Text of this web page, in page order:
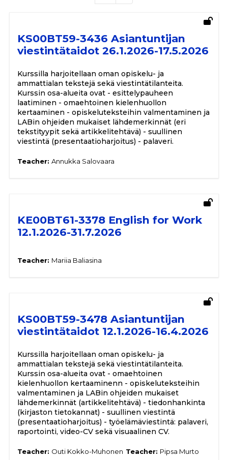
KS00BT59-3436 Asiantuntijan
viestintätaidot 26.1.2026-17.5.2026
Kurssilla harjoitellaan oman opiskelu- ja
ammattialan tekstejä sekä viestintätilanteita.
Kurssin osa-alueita ovat - esittelypauheen
laatiminen - omaehtoinen kielenhuollon
kertaaminen - opiskeluteksteihin valmentaminen ja
LABin ohjeiden mukaiset lähdemerkinnät (eri
tekstityypit sekä artikkelitehtävä) - suullinen
viestintä (presentaatioharjoitus) - palaveri.
Teacher: Annukka Salovaara
KE00BT61-3378 English for Work
12.1.2026-31.7.2026
Teacher: Mariia Baliasina
KS00BT59-3478 Asiantuntijan
viestintätaidot 12.1.2026-16.4.2026
Kurssilla harjoitellaan oman opiskelu- ja
ammattialan tekstejä sekä viestintätilanteita.
Kurssin osa-alueita ovat - omaehtoinen
kielenhuollon kertaaminenn - opiskeluteksteihin
valmentaminen ja LABin ohjeiden mukaiset
lähdemerkinnät (artikkelitehtävä) - tiedonhankinta
(kirjaston tietokannat) - suullinen viestintä
(presentaatioharjoitus) - työelämäviestintä: palaveri,
raportointi, video-CV sekä visuaalinen CV.
Teacher: Outi Kokko-Muhonen Teacher: Pipsa Murto